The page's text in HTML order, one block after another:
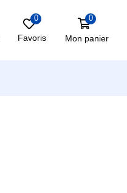
0
Favoris
0
Mon panier